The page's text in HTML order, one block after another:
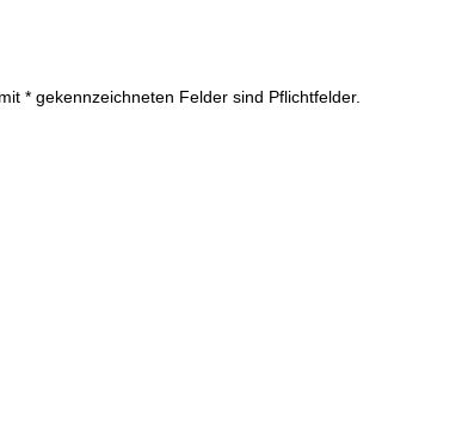
* gekennzeichneten Felder sind Pflichtfelder.